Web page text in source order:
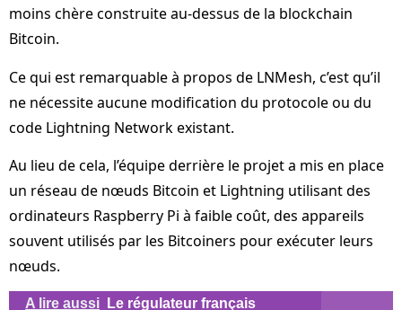
moins chère construite au-dessus de la blockchain
Bitcoin.
Ce qui est remarquable à propos de LNMesh, c’est qu’il
ne nécessite aucune modification du protocole ou du
code Lightning Network existant.
Au lieu de cela, l’équipe derrière le projet a mis en place
un réseau de nœuds Bitcoin et Lightning utilisant des
ordinateurs Raspberry Pi à faible coût, des appareils
souvent utilisés par les Bitcoiners pour exécuter leurs
nœuds.
A lire aussi Le régulateur français